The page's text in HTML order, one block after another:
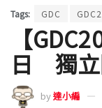
Tags: GDC
【
日 獨立
by達小編